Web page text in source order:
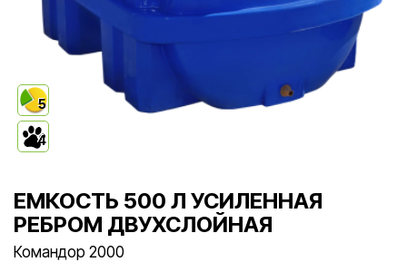
5
4
ЕМКОСТЬ 500 Л УСИЛЕННАЯ
РЕБРОМ ДВУХСЛОЙНАЯ
Командор 2000